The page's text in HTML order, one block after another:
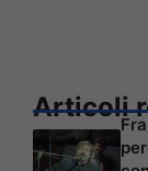
Articoli